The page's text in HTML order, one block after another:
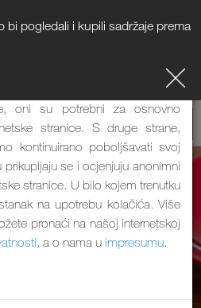
bi pogledali i kupili sadržaje prema
koristi kolačiće. Oni imaju dvije
oni su potrebni za osnovno
stranice. S druge strane,
kontinuirano poboljšavati svoj
se i ocjenjuju anonimni
stranice. U bilo kojem trenutku
na upotrebu kolačića. Više
pronaći na našoj internetskoj
, a o nama u impresumu.